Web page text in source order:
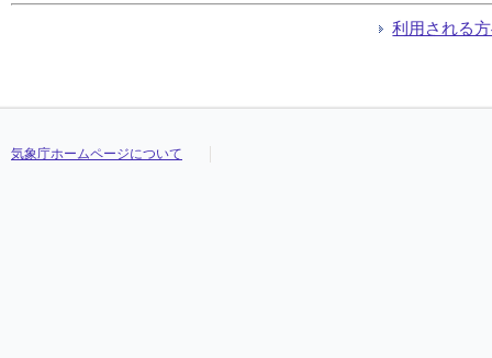
利用される
気象庁ホームページについて